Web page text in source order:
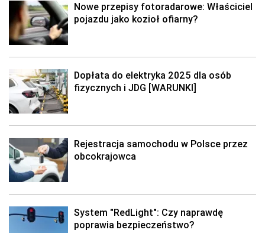
Nowe przepisy fotoradarowe: Właściciel
pojazdu jako kozioł ofiarny?
Dopłata do elektryka 2025 dla osób
fizycznych i JDG [WARUNKI]
Rejestracja samochodu w Polsce przez
obcokrajowca
System "RedLight": Czy naprawdę
poprawia bezpieczeństwo?